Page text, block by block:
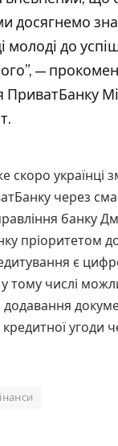
досягнемо
молоді до
—
ПриватБанку
скоро українці
через
банку
пріоритетом
є
тому числі
додавання
кредитної угоди